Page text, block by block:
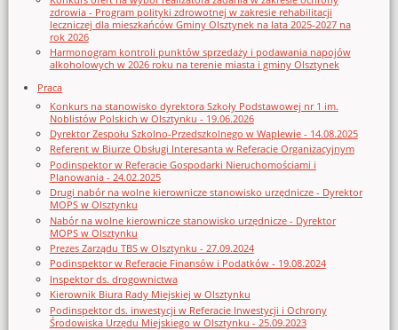
zdrowia - Program polityki zdrowotnej w zakresie rehabilitacji
leczniczej dla mieszkańców Gminy Olsztynek na lata 2025-2027 na
rok 2026
Harmonogram kontroli punktów sprzedaży i podawania napojów
alkoholowych w 2026 roku na terenie miasta i gminy Olsztynek
Praca
Konkurs na stanowisko dyrektora Szkoły Podstawowej nr 1 im.
Noblistów Polskich w Olsztynku - 19.06.2026
Dyrektor Zespołu Szkolno-Przedszkolnego w Waplewie - 14.08.2025
Referent w Biurze Obsługi Interesanta w Referacie Organizacyjnym
Podinspektor w Referacie Gospodarki Nieruchomościami i
Planowania - 24.02.2025
Drugi nabór na wolne kierownicze stanowisko urzędnicze - Dyrektor
MOPS w Olsztynku
Nabór na wolne kierownicze stanowisko urzędnicze - Dyrektor
MOPS w Olsztynku
Prezes Zarządu TBS w Olsztynku - 27.09.2024
Podinspektor w Referacie Finansów i Podatków - 19.08.2024
Inspektor ds. drogownictwa
Kierownik Biura Rady Miejskiej w Olsztynku
Podinspektor ds. inwestycji w Referacie Inwestycji i Ochrony
Środowiska Urzędu Miejskiego w Olsztynku - 25.09.2023